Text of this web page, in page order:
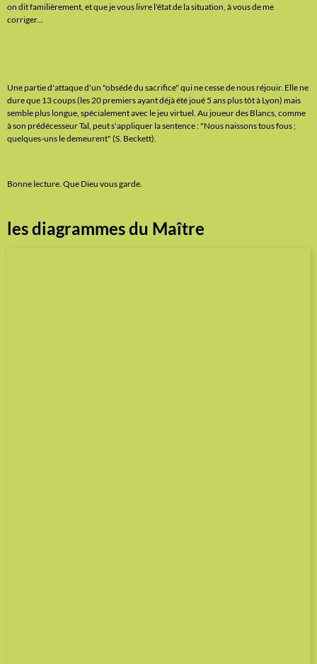
on dit familièrement, et que je vous livre l'état de la situation, à vous de me
corriger...
Une partie d'attaque d'un "obsédé du sacrifice" qui ne cesse de nous réjouir. Elle ne
dure que 13 coups (les 20 premiers ayant déjà été joué 5 ans plus tôt à Lyon) mais
semble plus longue, spécialement avec le jeu virtuel. Au joueur des Blancs, comme
à son prédécesseur Tal, peut s'appliquer la sentence : "Nous naissons tous fous ;
quelques-uns le demeurent" (S. Beckett).
Bonne lecture. Que Dieu vous garde.
les diagrammes du Maître